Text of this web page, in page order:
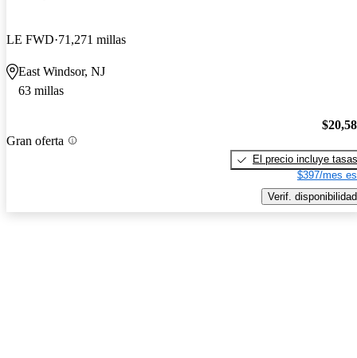
LE FWD 71,271 millas
East Windsor, NJ
63 millas
Gran oferta
El precio incluye tasas
$397/mes
Verif. disponibilidad